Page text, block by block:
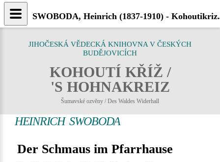
JIHOČESKÁ VĚDECKÁ KNIHOVNA V ČESKÝCH
BUDĚJOVICÍCH
KOHOUTÍ KŘÍŽ /
'S HOHNAKREIZ
Šumavské ozvěny / Des Waldes Widerhall
HEINRICH SWOBODA
Der Schmaus im Pfarrhause
SWOBODA, Heinrich (1837-1910) -